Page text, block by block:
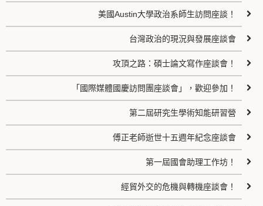
美國Austin大學政治系師生訪問座談！
台灣政治的現況與發展座談會
攻頂之路：碩士論文寫作座談會！
「國際媒體國慶訪問團座談會」，歡迎參加！
第二屆研究生學術知能研習營
傅正老師逝世十五週年紀念座談會
第一屆國會助理工作坊！
經貿外交的危機與轉機座談會！